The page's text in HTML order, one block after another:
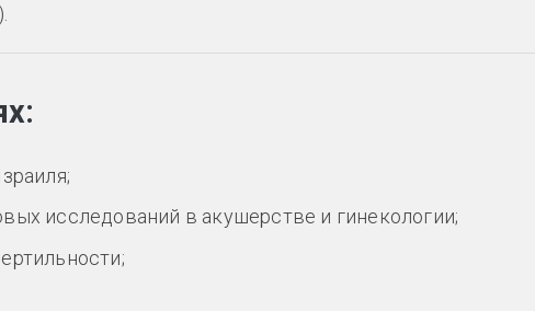
исследований в акушерстве и гинекологии;